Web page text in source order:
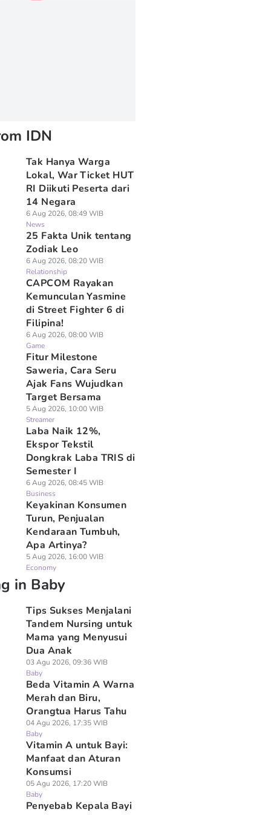
IDN
Tak Hanya Warga
Lokal, War Ticket HUT
RI Diikuti Peserta dari
14 Negara
6 Aug 2026, 08:49 WIB
News
25 Fakta Unik tentang
Zodiak Leo
6 Aug 2026, 08:20 WIB
Relationship
CAPCOM Rayakan
Kemunculan Yasmine
di Street Fighter 6 di
Filipina!
6 Aug 2026, 08:00 WIB
Game
Fitur Milestone
Saweria, Cara Seru
Ajak Fans Wujudkan
Target Bersama
5 Aug 2026, 10:00 WIB
Streamer
Laba Naik 12%,
Ekspor Tekstil
Dongkrak Laba TRIS di
Semester I
6 Aug 2026, 08:45 WIB
Business
Keyakinan Konsumen
Turun, Penjualan
Kendaraan Tumbuh,
Apa Artinya?
5 Aug 2026, 16:00 WIB
Economy
in Baby
Tips Sukses Menjalani
Tandem Nursing untuk
Mama yang Menyusui
Dua Anak
03 Agu 2026, 09:36 WIB
Baby
Beda Vitamin A Warna
Merah dan Biru,
Orangtua Harus Tahu
04 Agu 2026, 17:35 WIB
Baby
Vitamin A untuk Bayi:
Manfaat dan Aturan
Konsumsi
05 Agu 2026, 17:20 WIB
Baby
Penyebab Kepala Bayi